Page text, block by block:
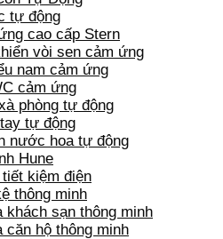
tự động
cao cấp Stern
vòi sen cảm ứng
nam cảm ứng
cảm ứng
phòng tự động
tự động
nước hoa tự động
Hune
kiệm điện
thông minh
khách sạn thông minh
căn hộ thông minh